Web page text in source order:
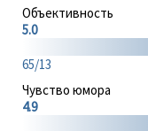
Объективность
5.0
65/13
Чувство юмора
4.9